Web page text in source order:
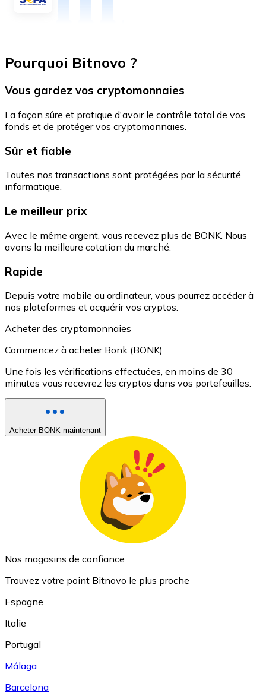
Pourquoi Bitnovo ?
Vous gardez vos cryptomonnaies
La façon sûre et pratique d'avoir le contrôle total de vos
fonds et de protéger vos cryptomonnaies.
Sûr et fiable
Toutes nos transactions sont protégées par la sécurité
informatique.
Le meilleur prix
Avec le même argent, vous recevez plus de BONK. Nous
avons la meilleure cotation du marché.
Rapide
Depuis votre mobile ou ordinateur, vous pourrez accéder à
nos plateformes et acquérir vos cryptos.
Acheter des cryptomonnaies
Commencez à acheter Bonk (BONK)
Une fois les vérifications effectuées, en moins de 30
minutes vous recevrez les cryptos dans vos portefeuilles.
Acheter BONK maintenant
Nos magasins de confiance
Trouvez votre point Bitnovo le plus proche
Espagne
Italie
Portugal
Málaga
Barcelona